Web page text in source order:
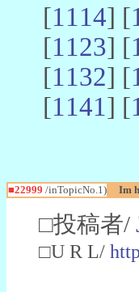
[1114] [
[1123] [
[1132] [
[1141] [
■22999 /inTopicNo.1) Im
□投稿者/
□U R L/